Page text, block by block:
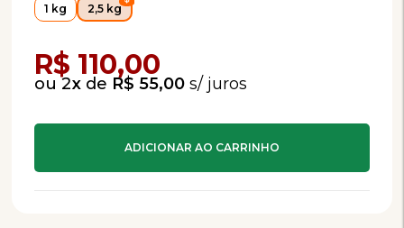
1 kg 2,5 kg
R$ 110,00
2x de R$ 55,00